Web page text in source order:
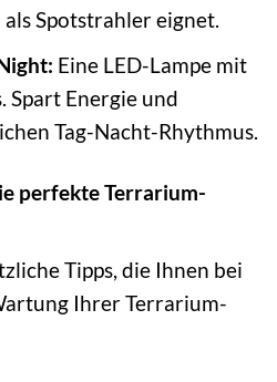
Spotstrahler eignet.
Eine LED-Lampe mit
Spart Energie und
Tag-Nacht-Rhythmus.
perfekte Terrarium-
Tipps, die Ihnen bei
Ihrer Terrarium-